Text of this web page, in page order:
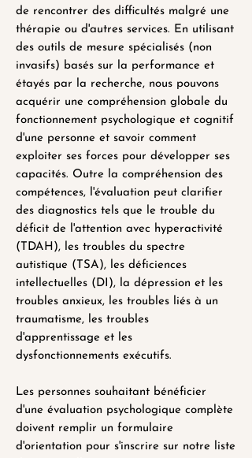
de rencontrer des difficultés malgré une
thérapie ou d'autres services. En utilisant
des outils de mesure spécialisés (non
invasifs) basés sur la performance et
étayés par la recherche, nous pouvons
acquérir une compréhension globale du
fonctionnement psychologique et cognitif
d'une personne et savoir comment
exploiter ses forces pour développer ses
capacités. Outre la compréhension des
compétences, l'évaluation peut clarifier
des diagnostics tels que le trouble du
déficit de l'attention avec hyperactivité
(TDAH), les troubles du spectre
autistique (TSA), les déficiences
intellectuelles (DI), la dépression et les
troubles anxieux, les troubles liés à un
traumatisme, les troubles
d'apprentissage et les
dysfonctionnements exécutifs.
Les personnes souhaitant bénéficier
d'une évaluation psychologique complète
doivent remplir un formulaire
d'orientation pour s'inscrire sur notre liste